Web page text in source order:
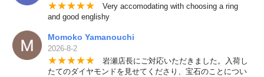
★★★★★ Very accomodating with choosing a ring
and good englishy
Momoko Yamanouchi
2026-8-2
★★★★★ 岩瀬店長にご対応いただきました。入荷し
たてのダイヤモンドを見せてくださり、宝石のことについ